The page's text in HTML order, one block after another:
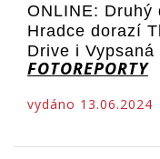
ONLINE: Druhý
Hradce dorazí
Drive i Vypsaná
FOTOREPORTY
vydáno 13.06.2024